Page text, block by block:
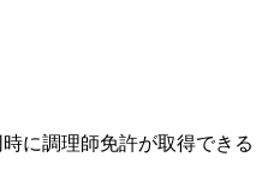
に調理師免許が取得できる